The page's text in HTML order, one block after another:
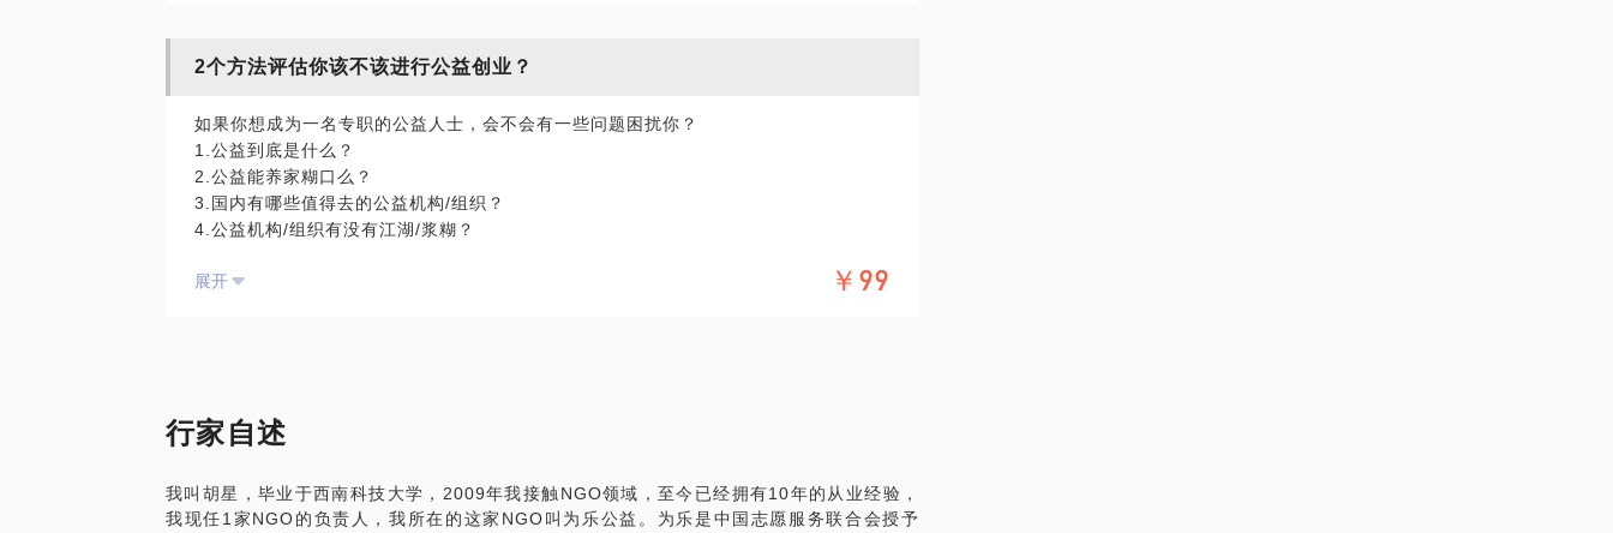
角色；
我可以根据经验为你提供以下帮助： 政府、企业、社会组织的之间的关系梳理；
公益就业需要什么样的能力； 在国际组织、民间组织以及基金会等社会组织从业的差
异；
2个方法评估你该不该进行公益创业？
如果你想成为一名专职的公益人士，会不会有一些问题困扰你？
1.公益到底是什么？
2.公益能养家糊口么？
3.国内有哪些值得去的公益机构/组织？
4.公益机构/组织有没有江湖/浆糊？
6.什么样的人才是公益机构最想要的？
11.公益人如何为自己考虑，未来的发展空间如何？
全职投身公益事业，要做什么准备，取得更好的发展？ 投身公益，都有哪些坑是需要提
前知道的？
展开 ￥99
行家自述
我叫胡星，毕业于西南科技大学，2009年我接触NGO领域，至今已经拥有10年的从业经验，
我现任1家NGO的负责人，我所在的这家NGO叫为乐公益。为乐是中国志愿服务联合会授予